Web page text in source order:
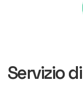
Servizio